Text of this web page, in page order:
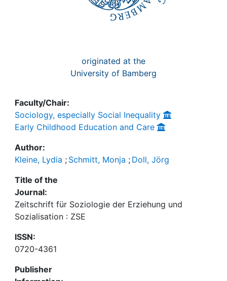
originated at the
University of Bamberg
Faculty/Chair:
Sociology, especially Social Inequality
Early Childhood Education and Care
Author:
Kleine, Lydia ; Schmitt, Monja ; Doll, Jörg
Title of the
Journal:
Zeitschrift für Soziologie der Erziehung und
Sozialisation : ZSE
ISSN:
0720-4361
Publisher